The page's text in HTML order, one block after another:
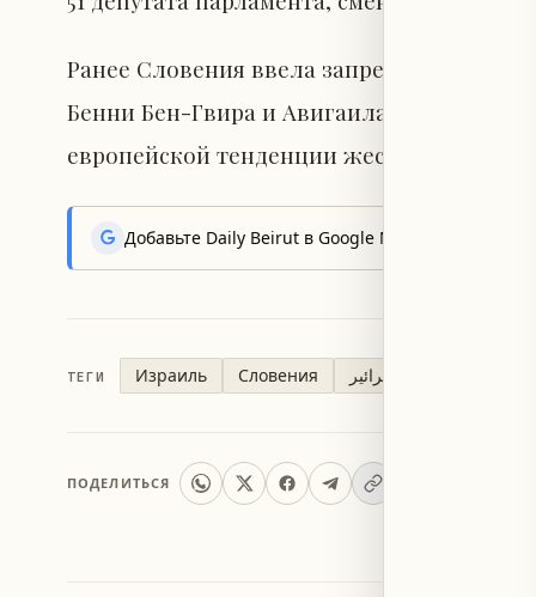
Ранее Словения ввела запрет на въезд
Бенни Бен-Гвира и Авигаила Либермана,
европейской тенденции жесткой
Добавьте Daily Beirut в Google News, чтобы
ТЕГИ Израиль Словения يسرائير
ПОДЕЛИТЬСЯ